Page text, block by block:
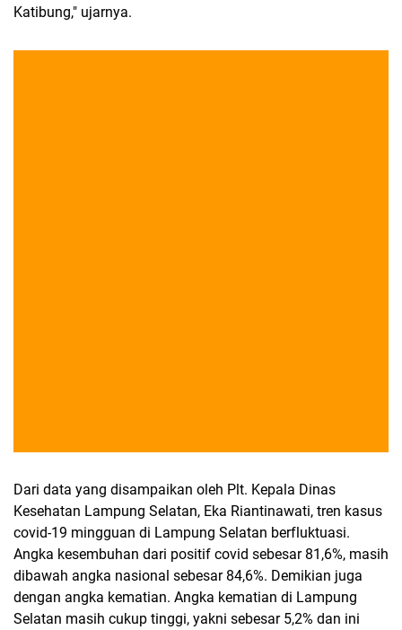
Katibung," ujarnya.
Dari data yang disampaikan oleh Plt. Kepala Dinas
Kesehatan Lampung Selatan, Eka Riantinawati, tren kasus
covid-19 mingguan di Lampung Selatan berfluktuasi.
Angka kesembuhan dari positif covid sebesar 81,6%, masih
dibawah angka nasional sebesar 84,6%. Demikian juga
dengan angka kematian. Angka kematian di Lampung
Selatan masih cukup tinggi, yakni sebesar 5,2% dan ini